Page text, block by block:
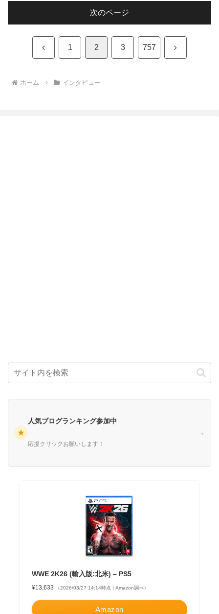
次のページ
前 1 2 3 757 次
ホーム インタビュー
★
人気ブログランキング参加中
応援クリックお願いします！
→
WWE 2K26 (輸入版:北米) – PS5
¥13,633 （2026/03/27 14:14時点 | Amazon調べ）
Amazon